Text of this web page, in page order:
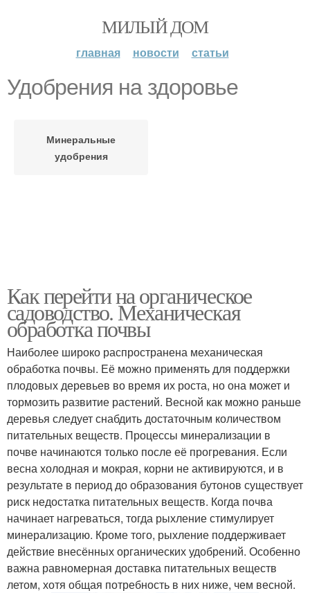
МИЛЫЙ ДОМ
главная новости статьи
Удобрения на здоровье
Минеральные
удобрения
Как перейти на органическое
садоводство. Механическая
обработка почвы
Наиболее широко распространена механическая
обработка почвы. Её можно применять для поддержки
плодовых деревьев во время их роста, но она может и
тормозить развитие растений. Весной как можно раньше
деревья следует снабдить достаточным количеством
питательных веществ. Процессы минерализации в
почве начинаются только после её прогревания. Если
весна холодная и мокрая, корни не активируются, и в
результате в период до образования бутонов существует
риск недостатка питательных веществ. Когда почва
начинает нагреваться, тогда рыхление стимулирует
минерализацию. Кроме того, рыхление поддерживает
действие внесённых органических удобрений. Особенно
важна равномерная доставка питательных веществ
летом, хотя общая потребность в них ниже, чем весной.